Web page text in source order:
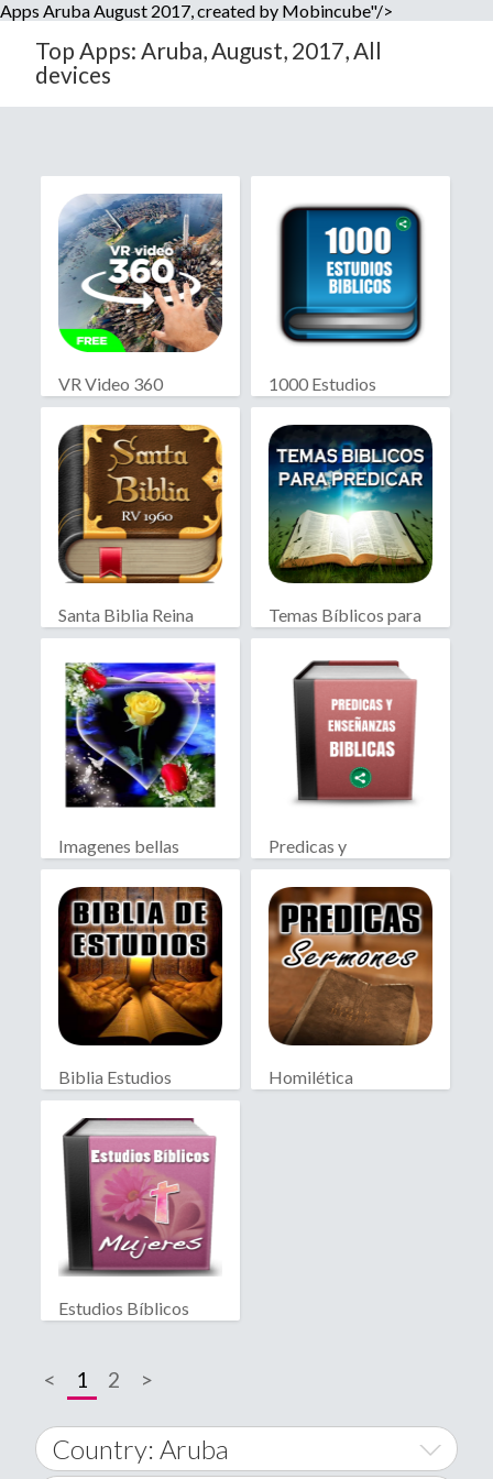
Apps Aruba August 2017, created by Mobincube"/>
Top Apps: Aruba, August, 2017, All
devices
VR Video 360
1000 Estudios
Biblicos
Santa Biblia Reina
Valera
Temas Bíblicos para
predicar
Imagenes bellas
Predicas y
Enseñanzas Biblicas
Biblia Estudios
Bíblicos
Homilética
Estudios Bíblicos
< 1 2 >
Country: Aruba